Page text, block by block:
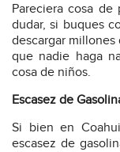
Pareciera cosa
dudar, si buques
descargar
que nadie haga
cosa de niños.
Escasez de
Si bien en
escasez de